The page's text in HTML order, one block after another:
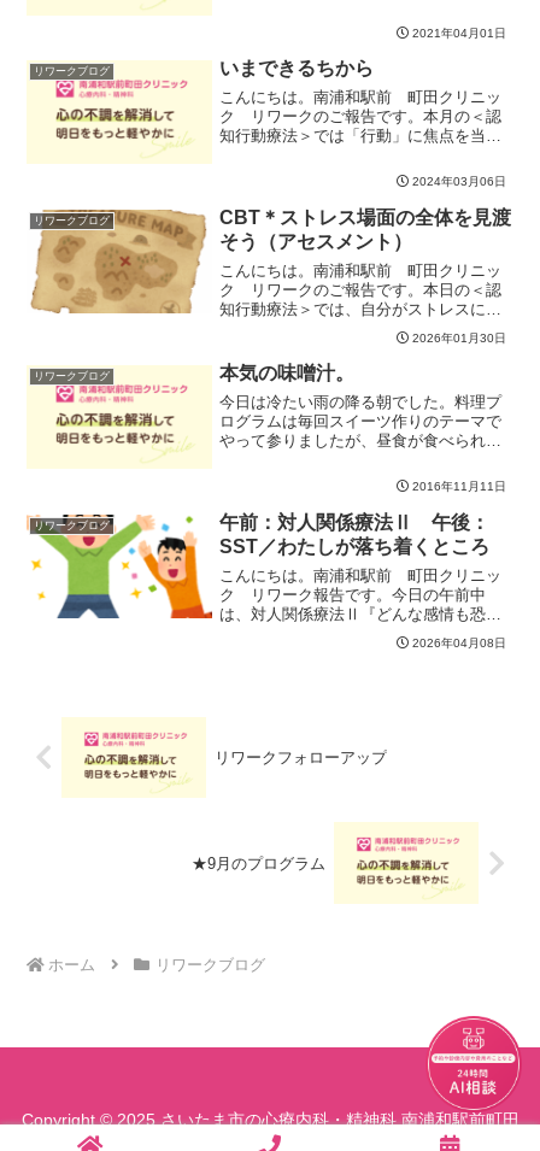
動行動」について皆で検討していきまし
た。辛さを維持してしまうカラクリ２
つ・とある感情に なりたく...
2021年04月01日
リワークブログ いまできるちから
こんにちは。南浦和駅前 町田クリニッ
ク リワークのご報告です。本月の＜認
知行動療法＞では「行動」に焦点を当て
決法」における６つの大切なポイントを
分かち合いました。６つのポイントは、
別に難しい訳でも、特別な...
2024年03月06日
リワークブログ
CBT＊ストレス場面の全体を見渡
そう（アセスメント）
こんにちは。南浦和駅前 町田クリニッ
ク リワークのご報告です。本日の＜認
知行動療法＞では、自分がストレスに感
じた場面全体を地図のように見渡してみ
ました。実際に書き出して「見える化」
してみると、・意外とスルーしていた
「つもり」でも実際はかなり...
2026年01月30日
リワークブログ 本気の味噌汁。
今日は冷たい雨の降る朝でした。料理プ
ログラムは毎回スイーツ作りのテーマで
やって参りましたが、昼食が食べられな
に昼食に添えるお味噌汁を作ってみまし
た。まずは出汁とり。昆布と鰹節を贅沢
に使いました。具は定番中...
2016年11月11日
リワークブログ
午前：対人関係療法Ⅱ 午後：
SST／わたしが落ち着くところ
こんにちは。南浦和駅前 町田クリニッ
ク リワーク報告です。今日の午前中
は、対人関係療法Ⅱ『どんな感情も恐れ
なくても良い』です。感情をうまく使い
ながら、人と人との関係を改善する→心
2026年04月08日
リワークフォローアップ
★9月のプログラム
ホーム リワークブログ
Copyright © 2025 さいたま市の心療内科・精神科 南浦和駅前町田
チャット